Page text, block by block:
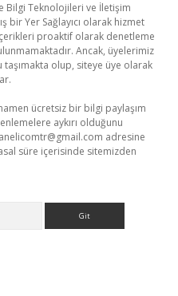
Bilgi Teknolojileri ve İletişim
bir Yer Sağlayıcı olarak hizmet
proaktif olarak denetleme
Ancak, üyelerimiz
olup, siteye üye olarak
ücretsiz bir bilgi paylaşım
aykırı olduğunu
adresine
süre içerisinde sitemizden